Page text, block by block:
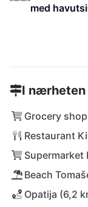
med
I nærheten
Grocery
Restaurant
Supermarket
Beach
Opatija (6,2